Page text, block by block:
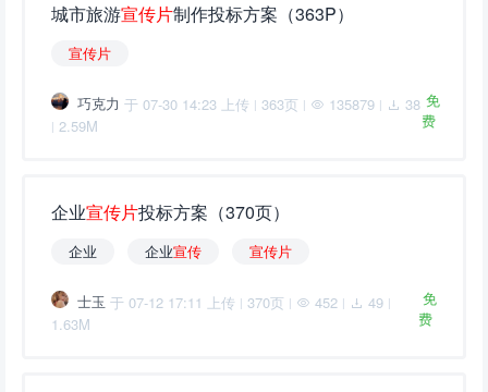
城市旅游宣传片制作投标方案（363P）
宣传片
巧克力 于 07-30 14:23 上传 | 363页 | 135879 | 38
| 2.59M
免
费
企业宣传片投标方案（370页）
企业 企业宣传 宣传片
士玉 于 07-12 17:11 上传 | 370页 | 452 | 49 |
1.63M
免
费